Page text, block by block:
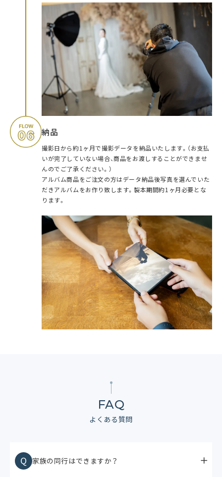
納品
撮影日から約1ヶ月で撮影データを納品いたします。（お支払
いが完了していない場合、商品をお渡しすることができませ
んのでご了承ください。）
アルバム商品をご注文の方はデータ納品後写真を選んでいた
だきアルバムをお作り致します。製本期間約1ヶ月必要とな
ります。
FAQ
よくある質問
Q 家族の同行はできますか？